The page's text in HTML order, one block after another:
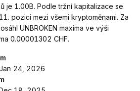
je 1.00B. Podle tržní kapitalizace se
pozici mezi všemi kryptoměnami. Za
UNBROKEN maxima ve výši
0.00001302 CHF.
24, 2026